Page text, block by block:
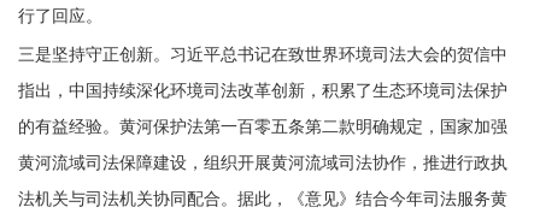
行了回应。
三是坚持守正创新。习近平总书记在致世界环境司法大会的贺信中
指出，中国持续深化环境司法改革创新，积累了生态环境司法保护
的有益经验。黄河保护法第一百零五条第二款明确规定，国家加强
黄河流域司法保障建设，组织开展黄河流域司法协作，推进行政执
法机关与司法机关协同配合。据此，《意见》结合今年司法服务黄